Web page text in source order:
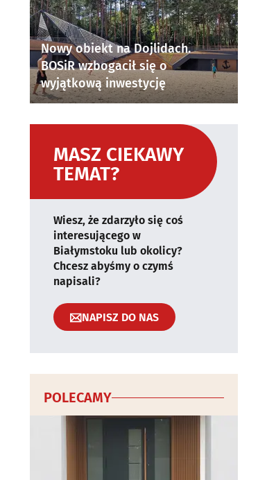
Nowy obiekt na Dojlidach.
BOSiR wzbogacił się o
wyjątkową inwestycję
MASZ CIEKAWY
TEMAT?
Wiesz, że zdarzyło się coś
interesującego w
Białymstoku lub okolicy?
Chcesz abyśmy o czymś
napisali?
NAPISZ DO NAS
POLECAMY